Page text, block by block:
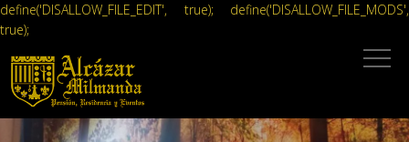
define('DISALLOW_FILE_EDIT', true); define('DISALLOW_FILE_MODS',
true);